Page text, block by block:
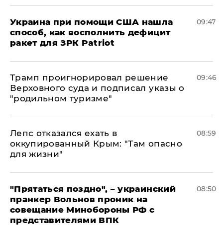
Украина при помощи США нашла
способ, как восполнить дефицит
ракет для ЗРК Patriot
09:47
Трамп проигнорировал решение
Верховного суда и подписал указы о
"родильном туризме"
09:46
Лепс отказался ехать в
оккупированный Крым: "Там опасно
для жизни"
08:59
"Прятаться поздно", – украинский
пранкер Вольнов проник на
совещание Минобороны РФ с
представителями ВПК
08:50